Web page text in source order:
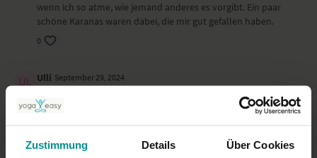
Zustimmung Details Über Cookies
wenn ich so atme, wie jemand anderes es vorgibt. Ein paar
schöne Karanas waren dabei, die mir gut gefallen haben.
0
Ulli September 29, 2024
Nach deinen wunderbar leichten Meditationen war ich
gespannt auf deine Yoga- Praxis. Eine schöne Übungsreihe!
empfunden, spätestens beim Nagellack war ich raus, nicht
mehr bei mir. Schade.